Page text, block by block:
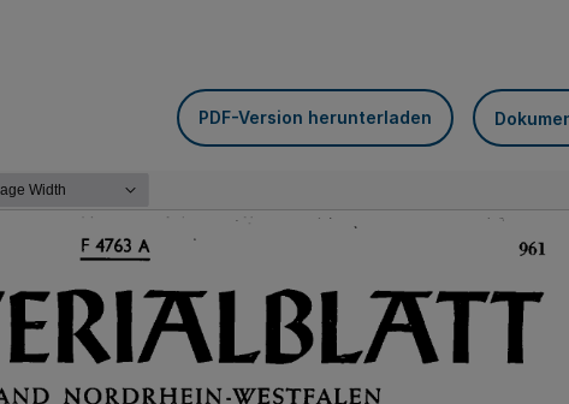
PDF-Version herunterladen